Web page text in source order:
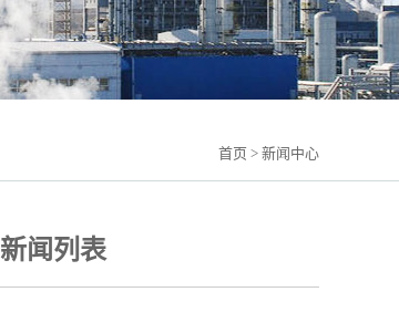
首页 > 新闻中心
新闻列表